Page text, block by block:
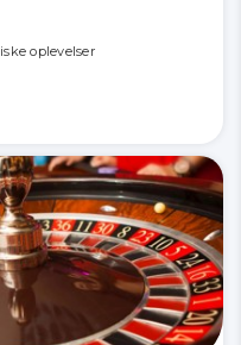
oplevelser